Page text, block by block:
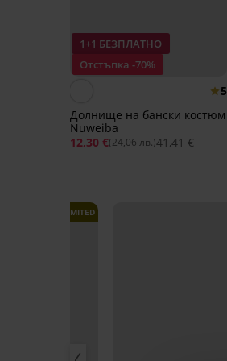
1+1 БЕЗПЛАТНО
Отстъпка -70%
5
Долнище на бански костюм
Nuweiba
12,30 €(24,06 лв.)41,41 €
LIMITED